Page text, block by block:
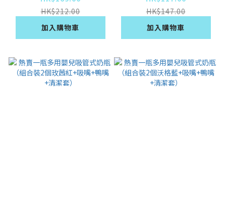
+貼紙）
HK$212.00
加入購物車
HK$147.00
加入購物車